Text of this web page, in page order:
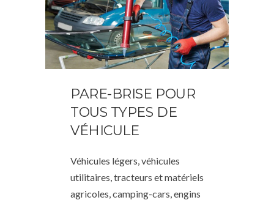
PARE-BRISE POUR
TOUS TYPES DE
VÉHICULE
Véhicules légers, véhicules
utilitaires, tracteurs et matériels
agricoles, camping-cars, engins